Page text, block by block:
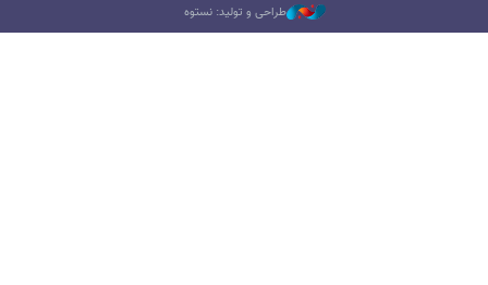
طراحی و تولید: نستوه